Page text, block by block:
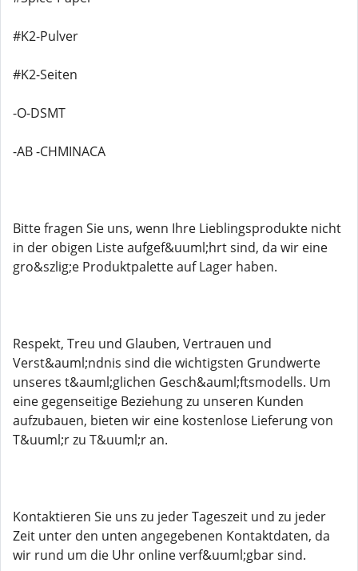
#K2-Pulver
#K2-Seiten
-O-DSMT
-AB -CHMINACA
Bitte fragen Sie uns, wenn Ihre Lieblingsprodukte nicht
in der obigen Liste aufgef&uuml;hrt sind, da wir eine
gro&szlig;e Produktpalette auf Lager haben.
Respekt, Treu und Glauben, Vertrauen und
Verst&auml;ndnis sind die wichtigsten Grundwerte
unseres t&auml;glichen Gesch&auml;ftsmodells. Um
eine gegenseitige Beziehung zu unseren Kunden
aufzubauen, bieten wir eine kostenlose Lieferung von
T&uuml;r zu T&uuml;r an.
Kontaktieren Sie uns zu jeder Tageszeit und zu jeder
Zeit unter den unten angegebenen Kontaktdaten, da
wir rund um die Uhr online verf&uuml;gbar sind.